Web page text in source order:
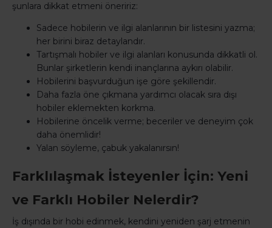
şunlara dikkat etmeni öneririz:
Sadece hobilerin ve ilgi alanlarının bir listesini yazma;
her birini biraz detaylandır.
Tartışmalı hobiler ve ilgi alanları konusunda dikkatli ol.
Bunlar şirketlerin kendi inançlarına aykırı olabilir.
Hobilerini başvurduğun işe göre şekillendir.
Daha fazla öne çıkmana yardımcı olacak sıra dışı
hobiler eklemekten korkma.
Hobilerine öncelik verme; beceriler ve deneyim çok
daha önemlidir!
Yalan söyleme, çabuk yakalanırsın!
Farklılaşmak İsteyenler İçin: Yeni
ve Farklı Hobiler Nelerdir?
İş dışında bir hobi edinmek, kendini yeniden şarj etmenin